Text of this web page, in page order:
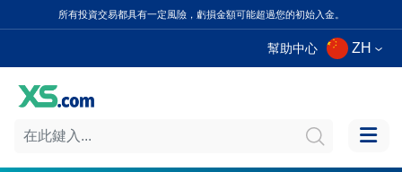
所有投資交易都具有一定風險，虧損金額可能超過您的初始入金。
幫助中心 ZH